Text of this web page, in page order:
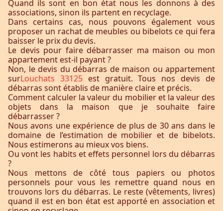
Quand ils sont en bon état nous les donnons à des
associations, sinon ils partent en recyclage.
Dans certains cas, nous pouvons également vous
proposer un rachat de meubles ou bibelots ce qui fera
baisser le prix du devis.
Le devis pour faire débarrasser ma maison ou mon
appartement est-il payant ?
Non, le devis du débarras de maison ou appartement
surLouchats 33125 est gratuit. Tous nos devis de
débarras sont établis de manière claire et précis.
Comment calculer la valeur du mobilier et la valeur des
objets dans la maison que je souhaite faire
débarrasser ?
Nous avons une expérience de plus de 30 ans dans le
domaine de l’estimation de mobilier et de bibelots.
Nous estimerons au mieux vos biens.
Ou vont les habits et effets personnel lors du débarras
?
Nous mettons de côté tous papiers ou photos
personnels pour vous les remettre quand nous en
trouvons lors du débarras. Le reste (vêtements, livres)
quand il est en bon état est apporté en association et